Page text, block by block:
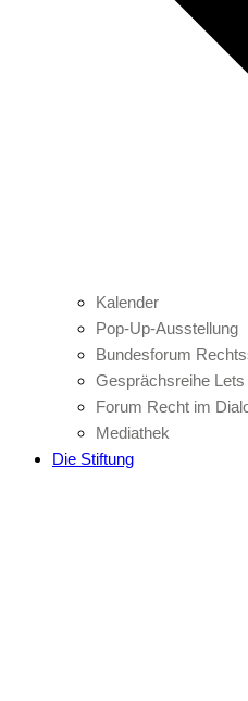
Kalender
Pop-Up-Ausstellung
Bundesforum
Gesprächsreihe
Forum Recht im
Mediathek
Die Stiftung